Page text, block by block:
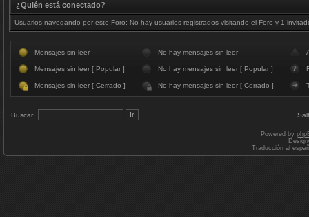
¿Quién está conectado?
Usuarios navegando por este Foro: No hay usuarios registrados visitando el Foro y 1
Mensajes sin leer No hay mensajes sin leer
Mensajes sin leer [ Popular ] No hay mensajes sin leer [ Popular ]
Mensajes sin leer [ Cerrado ] No hay mensajes sin leer [ Cerrado ]
Buscar:
Powered by
Traducción al